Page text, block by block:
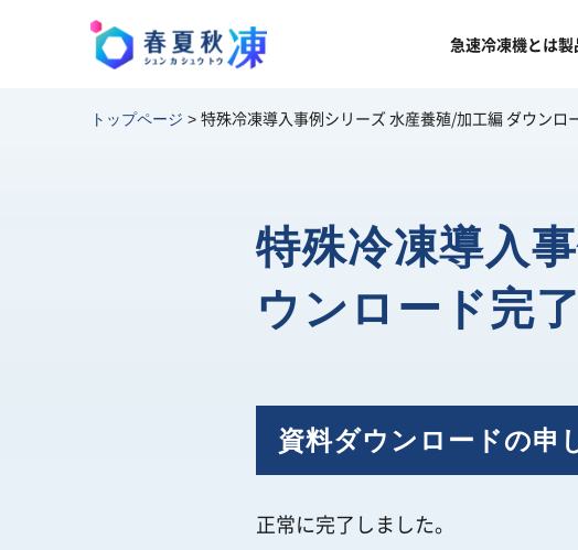
急速冷凍機とは製
トップページ > 特殊冷凍導入事例シリーズ 水産養殖/加工編 ダウンロ
特殊冷凍導入
ウンロード完了
資料ダウンロードの申
正常に完了しました。